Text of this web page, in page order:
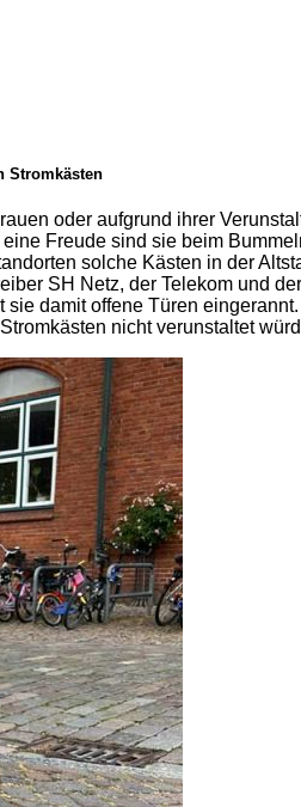
Stromkästen
oder aufgrund ihrer
Freude sind sie beim
solche Kästen in der
SH Netz, der Telekom und
damit offene Türen
nicht verunstaltet